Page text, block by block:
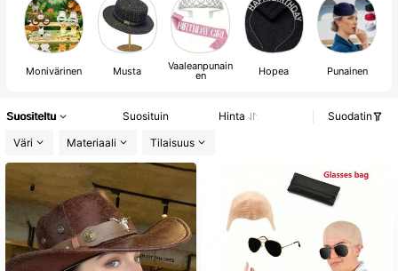
30th birthday
birthday
Monivärinen Musta Vaaleanpunain
en Hopea Punainen
Suositeltu Suosituin Hinta
Suodatin
Väri
Materiaali Tilaisuus